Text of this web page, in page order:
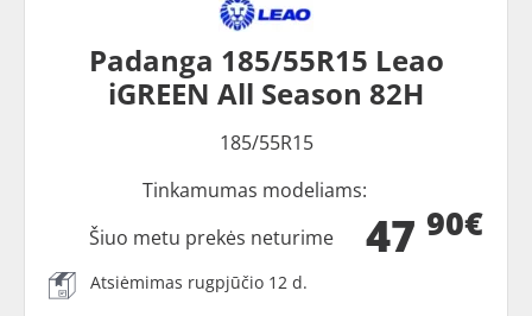
Padanga 185/55R15 Leao
iGREEN All Season 82H
185/55R15
Tinkamumas modeliams:
47 90€
Šiuo metu prekės neturime
Atsiėmimas rugpjūčio 12 d.